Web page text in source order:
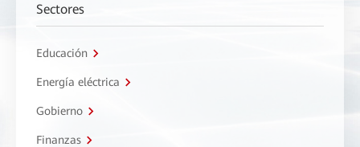
Sectores
Educación
Energía eléctrica
Gobierno
Finanzas